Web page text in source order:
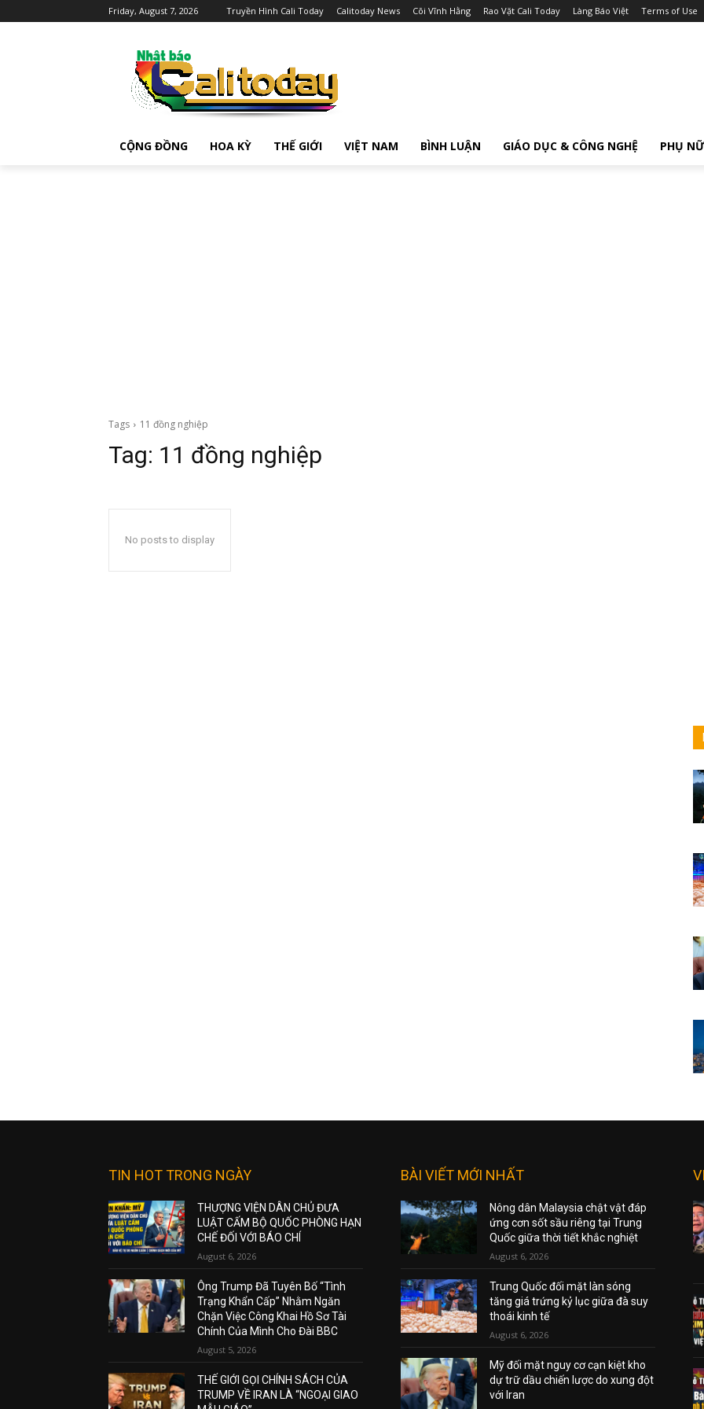
Friday, August 7, 2026 Truyền Hình Cali Today Calitoday News Cõi Vĩnh Hằng Rao Vặt Cali Today Làng Báo Việt Terms of Use
CỘNG ĐỒNG HOA KỲ THẾ GIỚI VIỆT NAM BÌNH LUẬN GIÁO DỤC & CÔNG NGHỆ PHỤ NỮ
Tags 11 đồng nghiệp
Tag: 11 đồng nghiệp
No posts to display
TIN HOT TRONG NGÀY
THƯỢNG VIỆN DÂN CHỦ ĐƯA
LUẬT CẤM BỘ QUỐC PHÒNG HẠN
CHẾ ĐỐI VỚI BÁO CHÍ
August 6, 2026
Ông Trump Đã Tuyên Bố “Tình
Trạng Khẩn Cấp” Nhằm Ngăn
Chặn Việc Công Khai Hồ Sơ Tài
Chính Của Mình Cho Đài BBC
August 5, 2026
THẾ GIỚI GỌI CHÍNH SÁCH CỦA
TRUMP VỀ IRAN LÀ “NGOẠI GIAO
BÀI VIẾT MỚI NHẤT
Nông dân Malaysia chật vật đáp
ứng cơn sốt sầu riêng tại Trung
Quốc giữa thời tiết khắc nghiệt
August 6, 2026
Trung Quốc đối mặt làn sóng
tăng giá trứng kỷ lục giữa đà suy
thoái kinh tế
August 6, 2026
Mỹ đối mặt nguy cơ cạn kiệt kho
dự trữ dầu chiến lược do xung đột
với Iran